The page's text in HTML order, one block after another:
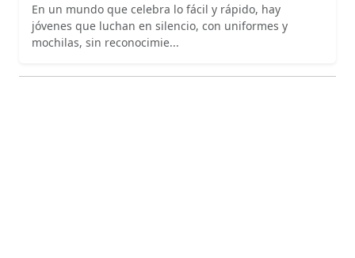
En un mundo que celebra lo fácil y rápido, hay
jóvenes que luchan en silencio, con uniformes y
mochilas, sin reconocimie...